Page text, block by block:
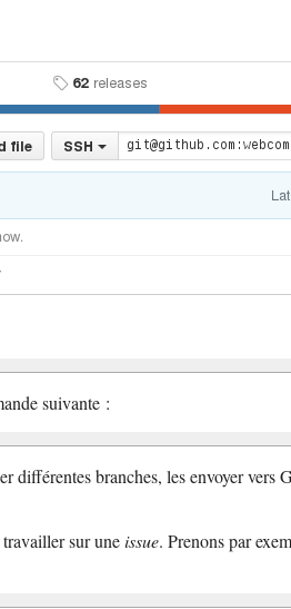
suivante :
différentes branches, les envoyer vers
sur uneissue. Prenons par